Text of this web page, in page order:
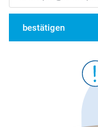
bestätigen